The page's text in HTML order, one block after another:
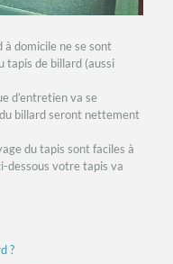
à domicile ne se sont
tapis de billard (aussi
d’entretien va se
billard seront nettement
du tapis sont faciles à
dessous votre tapis va
?